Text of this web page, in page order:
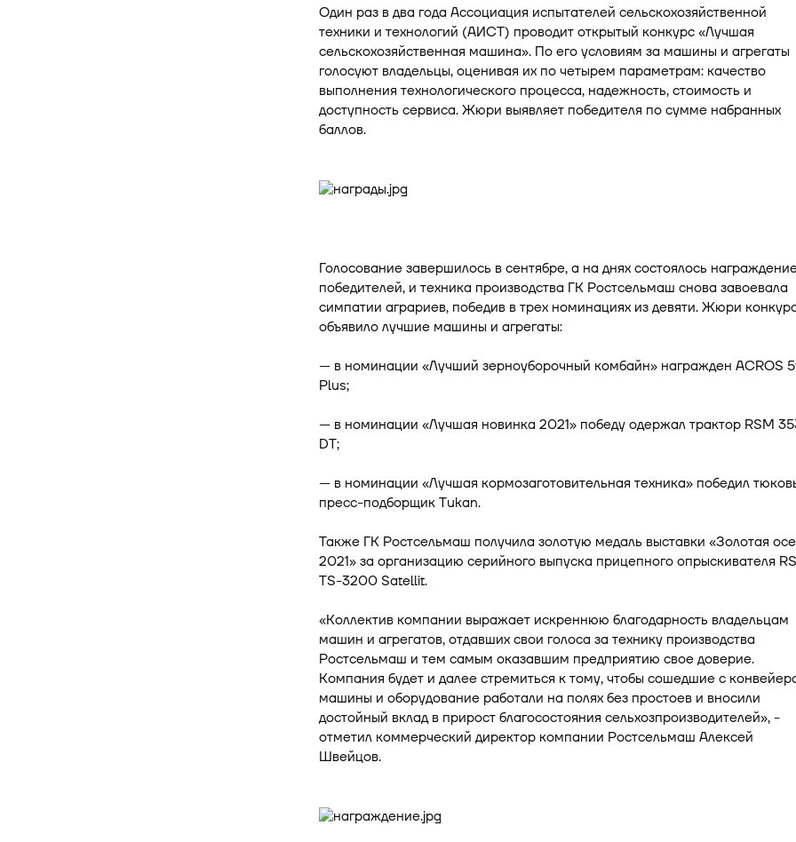
Один раз в два года Ассоциация испытателей сельскохозяйственной
техники и технологий (АИСТ) проводит открытый конкурс «Лучшая
сельскохозяйственная машина». По его условиям за машины и агрегаты
голосуют владельцы, оценивая их по четырем параметрам: качество
выполнения технологического процесса, надежность, стоимость и
доступность сервиса. Жюри выявляет победителя по сумме набранных
баллов.
Голосование завершилось в сентябре, а на днях состоялось
победителей, и техника производства ГК Ростсельмаш снова завоевала
симпатии аграриев, победив в трех номинациях из девяти. Жюри
объявило лучшие машины и агрегаты:
— в номинации «Лучший зерноуборочный комбайн» награжден ACROS
Plus;
— в номинации «Лучшая новинка 2021» победу одержал трактор RSM
DT;
— в номинации «Лучшая кормозаготовительная техника» победил
пресс-подборщик Tukan.
Также ГК Ростсельмаш получила золотую медаль выставки «Золотая
2021» за организацию серийного выпуска прицепного опрыскивателя
TS-3200 Satellit.
«Коллектив компании выражает искреннюю благодарность владельцам
машин и агрегатов, отдавших свои голоса за технику производства
Ростсельмаш и тем самым оказавшим предприятию свое доверие.
Компания будет и далее стремиться к тому, чтобы сошедшие с
машины и оборудование работали на полях без простоев и вносили
достойный вклад в прирост благосостояния сельхозпроизводителей», -
отметил коммерческий директор компании Ростсельмаш Алексей
Швейцов.